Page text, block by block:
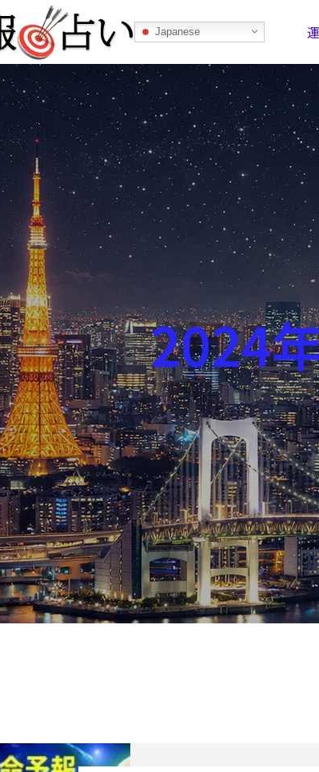
Japanese
占い
あなたの所属部屋を探そう！
ゴリー
お知らせ
競馬
大大会・五輪
2024